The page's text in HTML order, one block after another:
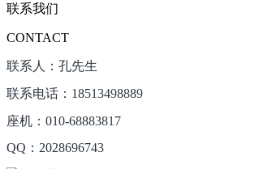
联系我们
CONTACT
联系人：孔先生
联系电话：18513498889
座机：010-68883817
QQ：2028696743